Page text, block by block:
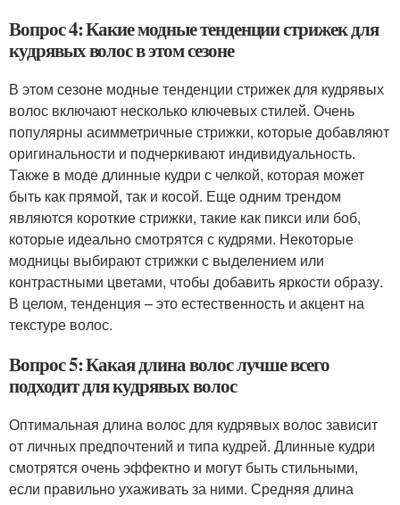
Вопрос 4: Какие модные тенденции стрижек для
кудрявых волос в этом сезоне
В этом сезоне модные тенденции стрижек для кудрявых
волос включают несколько ключевых стилей. Очень
популярны асимметричные стрижки, которые добавляют
оригинальности и подчеркивают индивидуальность.
Также в моде длинные кудри с челкой, которая может
быть как прямой, так и косой. Еще одним трендом
являются короткие стрижки, такие как пикси или боб,
которые идеально смотрятся с кудрями. Некоторые
модницы выбирают стрижки с выделением или
контрастными цветами, чтобы добавить яркости образу.
В целом, тенденция – это естественность и акцент на
текстуре волос.
Вопрос 5: Какая длина волос лучше всего
подходит для кудрявых волос
Оптимальная длина волос для кудрявых волос зависит
от личных предпочтений и типа кудрей. Длинные кудри
смотрятся очень эффектно и могут быть стильными,
если правильно ухаживать за ними. Средняя длина